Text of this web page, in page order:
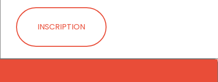
INSCRIPTION